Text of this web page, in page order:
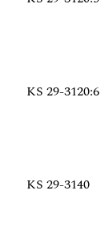
KS 29-3120:6
KS 29-3140